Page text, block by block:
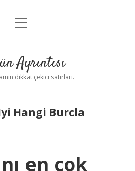
Anasayfa
Yasal Uyarı
menüyü
Ayrıntısı
dikkat çekici satırları.
Iyi Hangi Burcla
en çok